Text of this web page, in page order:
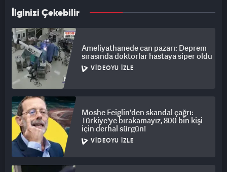
İlginizi Çekebilir
Ameliyathanede can pazarı: Deprem
sırasında doktorlar hastaya siper oldu
VIDEOYU İZLE
Moshe Feiglin'den skandal çağrı:
Türkiye'ye bırakamayız, 800 bin kişi
için derhal sürgün!
VIDEOYU İZLE